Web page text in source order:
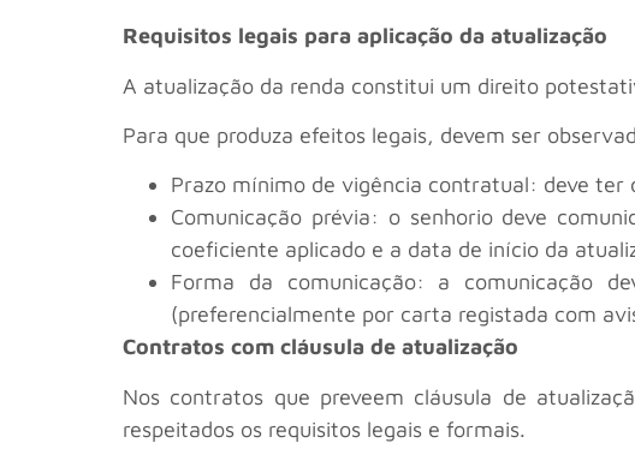
Requisitos legais para aplicação da atualização
A atualização da renda constitui um direito
Para que produza efeitos legais, devem ser
Prazo mínimo de vigência contratual: deve
Comunicação prévia: o senhorio deve
coeficiente aplicado e a data de início da
Forma da comunicação: a comunicação
(preferencialmente por carta registada com
Contratos com cláusula de atualização
Nos contratos que preveem cláusula de
respeitados os requisitos legais e formais.